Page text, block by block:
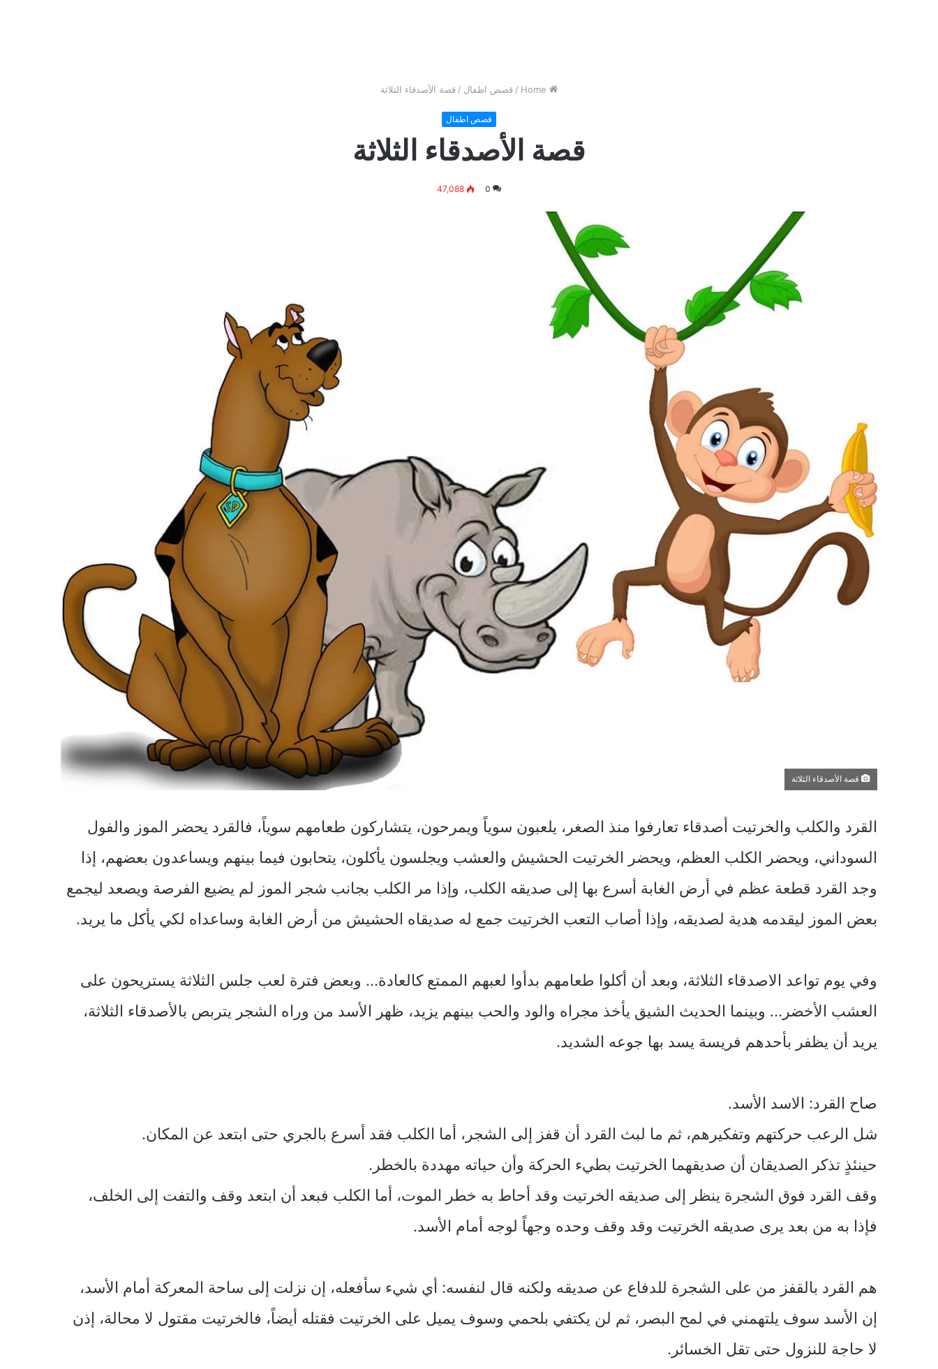
/ قصص اطفال / قصة الأصدقاء الثلاثة
قصص اطفال
قصة الأصدقاء الثلاثة
0
47,088
قصة الأصدقاء الثلاثة
القرد والكلب والخرتيت أصدقاء تعارفوا منذ الصغر، يلعبون سوياً ويمرحون، يتشاركون طعامهم سوياً، فالقرد يحضر الموز والفول
السوداني، ويحضر الكلب العظم، ويحضر الخرتيت الحشيش والعشب ويجلسون يأكلون، يتحابون فيما بينهم ويساعدون بعضهم، إذا
وجد القرد قطعة عظم في أرض الغابة أسرع بها إلى صديقه الكلب، وإذا مر الكلب بجانب شجر الموز لم يضيع الفرصة ويصعد ليجمع
بعض الموز ليقدمه هدية لصديقه، وإذا أصاب التعب الخرتيت جمع له صديقاه الحشيش من أرض الغابة وساعداه لكي يأكل ما يريد.
وفي يوم تواعد الاصدقاء الثلاثة، وبعد أن أكلوا طعامهم بدأوا لعبهم الممتع كالعادة… وبعض فترة لعب جلس الثلاثة يستريحون على
العشب الأخضر… وبينما الحديث الشيق يأخذ مجراه والود والحب بينهم يزيد، ظهر الأسد من وراه الشجر يتربص بالأصدقاء الثلاثة،
يريد أن يظفر بأحدهم فريسة يسد بها جوعه الشديد.
صاح القرد: الاسد الأسد.
شل الرعب حركتهم وتفكيرهم، ثم ما لبث القرد أن قفز إلى الشجر، أما الكلب فقد أسرع بالجري حتى ابتعد عن المكان.
حينئذٍ تذكر الصديقان أن صديقهما الخرتيت بطيء الحركة وأن حياته مهددة بالخطر.
وقف القرد فوق الشجرة ينظر إلى صديقه الخرتيت وقد أحاط به خطر الموت، أما الكلب فبعد أن ابتعد وقف والتفت إلى الخلف،
فإذا به من بعد يرى صديقه الخرتيت وقد وقف وحده وجهاً لوجه أمام الأسد.
هم القرد بالقفز من على الشجرة للدفاع عن صديقه ولكنه قال لنفسه: أي شيء سأفعله، إن نزلت إلى ساحة المعركة أمام الأسد،
إن الأسد سوف يلتهمني في لمح البصر، ثم لن يكتفي بلحمي وسوف يميل على الخرتيت فقتله أيضاً، فالخرتيت مقتول لا محالة، إذن
لا حاجة للنزول حتى تقل الخسائر.